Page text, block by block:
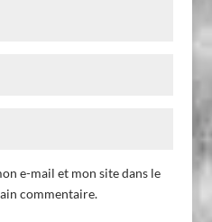
e-mail et mon site dans le
commentaire.